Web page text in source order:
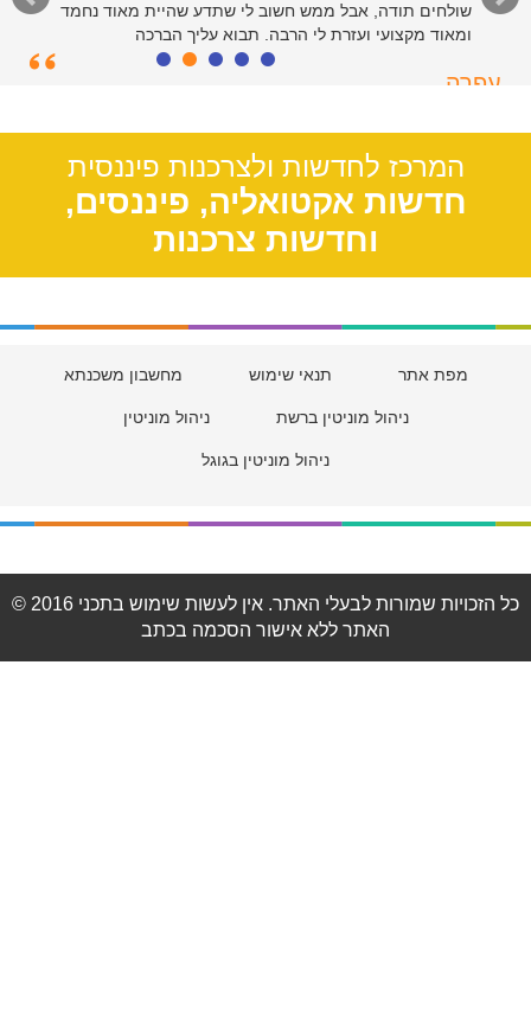
שולחים תודה, אבל ממש חשוב לי שתדע שהיית מאוד נחמד
ומאוד מקצועי ועזרת לי הרבה. תבוא עליך הברכה
עפרה
המרכז לחדשות ולצרכנות פיננסית
חדשות אקטואליה, פיננסים,
וחדשות צרכנות
מפת אתר תנאי שימוש מחשבון משכנתא
ניהול מוניטין ברשת ניהול מוניטין
ניהול מוניטין בגוגל
© 2016 כל הזכויות שמורות לבעלי האתר. אין לעשות שימוש בתכני
האתר ללא אישור הסכמה בכתב